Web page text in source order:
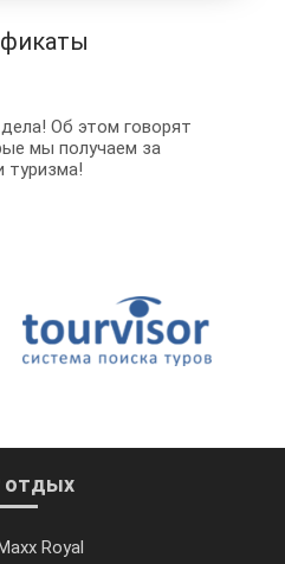
Об этом говорят
мы получаем за
туризма!
отдых
Royal